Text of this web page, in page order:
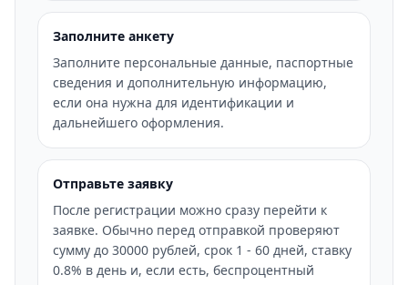
Заполните анкету
Заполните персональные данные, паспортные
сведения и дополнительную информацию,
если она нужна для идентификации и
дальнейшего оформления.
Отправьте заявку
После регистрации можно сразу перейти к
заявке. Обычно перед отправкой проверяют
сумму до 30000 рублей, срок 1 - 60 дней, ставку
0.8% в день и, если есть, беспроцентный